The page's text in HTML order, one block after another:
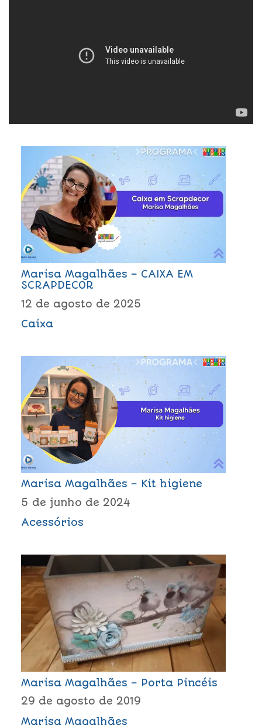
Marisa Magalhães – CAIXA EM
SCRAPDECOR
12 de agosto de 2025
Caixa
Marisa Magalhães – Kit higiene
5 de junho de 2024
Acessórios
Marisa Magalhães – Porta Pincéis
29 de agosto de 2019
Marisa Magalhães